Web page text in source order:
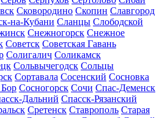
Сковородино Скопин Славгород
на-Кубани Сланцы Слободской
Снежногорск Снежное
Советск Советская Гавань
Солигалич Соликамск
Сольвычегодск Сольцы
Сортавала Сосенский Сосновка
Сосногорск Сочи Спас-Деменск
Дальний Спасск-Рязанский
Сретенск Ставрополь Старая